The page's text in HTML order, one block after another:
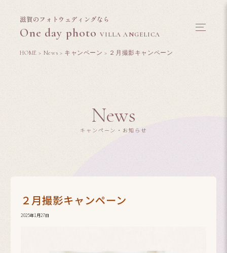
滋賀のフォトウェディングなら
One day photoVILLA ANGELICA
HOME > News > キャンペーン > ２月撮影キャンペーン
News
キャンペーン・お知らせ
２月撮影キャンペーン
2025年1月27日